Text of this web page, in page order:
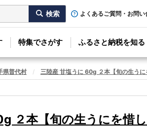
よくあるご質問・お問い
特集でさがす ふるさと納税を知る
県普代村 三陸産 甘塩うに 60g ２本【旬の生うに
２本【旬の生うにを惜